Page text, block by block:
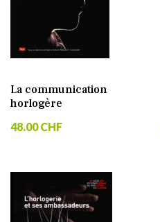
La communication
horlogère
48.00 CHF